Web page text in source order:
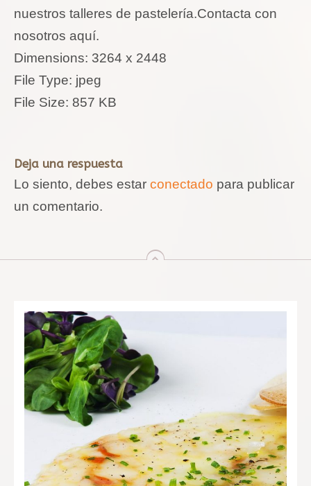
nuestros talleres de pastelería.Contacta con
nosotros aquí.
Dimensions: 3264 x 2448
File Type: jpeg
File Size: 857 KB
Deja una respuesta
Lo siento, debes estar conectado para publicar
un comentario.
arriba